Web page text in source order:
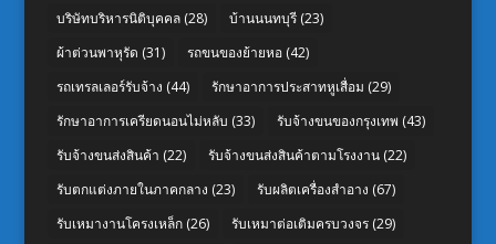
บริษัทบริหารนิติบุคคล(28) บ้านนนทบุรี(23)
ผ้าต่วนพาหุรัด (31) รถขนของย้ายหอ(42)
รถเทรลเลอร์รับจ้าง (44) รักษาอาการประสาทหูเสื่อม (29)
รักษาอาการเครียดนอนไม่หลับ (33) รับจ้างขนของกรุงเทพ (43)
รับจ้างขนส่งสินค้า (22) รับจ้างขนส่งสินค้าตามโรงงาน(22)
รับตกแต่งภายในภาคกลาง (23) รับผลิตเครื่องสำอาง (67)
รับเหมางานโครงเหล็ก(26) รับเหมาต่อเติมครบวงจร(29)